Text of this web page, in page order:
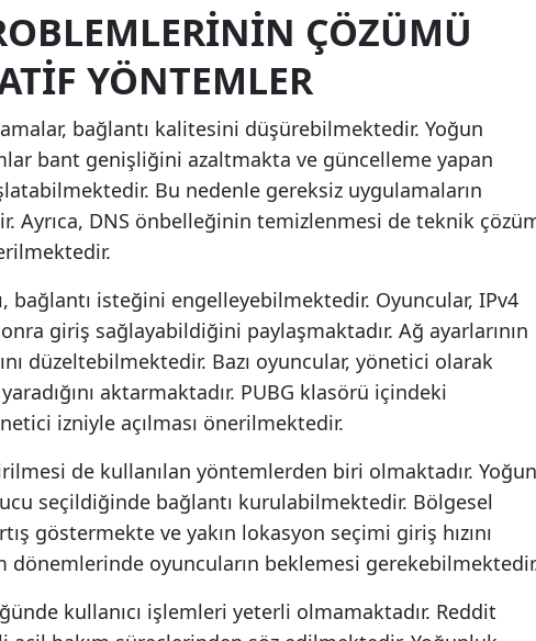
Muş
Nevşehir
Niğde
Ordu
Rize
Samsun
Siirt
Tekirdağ
Tokat
Tunceli
ÇÖZÜMÜ
YÖNTEMLER
bağlantı kalitesini düşürebilmektedir. Yoğun
bant genişliğini azaltmakta ve güncelleme yapan
Bu nedenle gereksiz uygulamaların
Ayrıca, DNS önbelleğinin temizlenmesi de teknik
bağlantı isteğini engelleyebilmektedir. Oyuncular, IPv4
giriş sağlayabildiğini paylaşmaktadır. Ağ ayarlarının
düzeltebilmektedir. Bazı oyuncular, yönetici olarak
aktarmaktadır. PUBG klasörü içindeki
izniyle açılması önerilmektedir.
de kullanılan yöntemlerden biri olmaktadır. Yoğun
seçildiğinde bağlantı kurulabilmektedir. Bölgesel
göstermekte ve yakın lokasyon seçimi giriş hızını
dönemlerinde oyuncuların beklemesi
kullanıcı işlemleri yeterli olmamaktadır. Reddit